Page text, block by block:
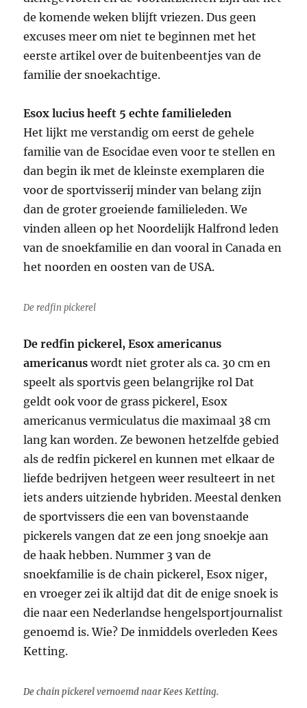
de komende weken blijft vriezen. Dus geen
excuses meer om niet te beginnen met het
eerste artikel over de buitenbeentjes van de
familie der snoekachtige.
Esox lucius heeft 5 echte familieleden
Het lijkt me verstandig om eerst de gehele
familie van de Esocidae even voor te stellen en
dan begin ik met de kleinste exemplaren die
voor de sportvisserij minder van belang zijn
dan de groter groeiende familieleden. We
vinden alleen op het Noordelijk Halfrond leden
van de snoekfamilie en dan vooral in Canada en
het noorden en oosten van de USA.
De redfin pickerel
De redfin pickerel, Esox americanus
americanus wordt niet groter als ca. 30 cm en
speelt als sportvis geen belangrijke rol Dat
geldt ook voor de grass pickerel, Esox
americanus vermiculatus die maximaal 38 cm
lang kan worden. Ze bewonen hetzelfde gebied
als de redfin pickerel en kunnen met elkaar de
liefde bedrijven hetgeen weer resulteert in net
iets anders uitziende hybriden. Meestal denken
de sportvissers die een van bovenstaande
pickerels vangen dat ze een jong snoekje aan
de haak hebben. Nummer 3 van de
snoekfamilie is de chain pickerel, Esox niger,
en vroeger zei ik altijd dat dit de enige snoek is
die naar een Nederlandse hengelsportjournalist
genoemd is. Wie? De inmiddels overleden Kees
Ketting.
De chain pickerel vernoemd naar Kees Ketting.